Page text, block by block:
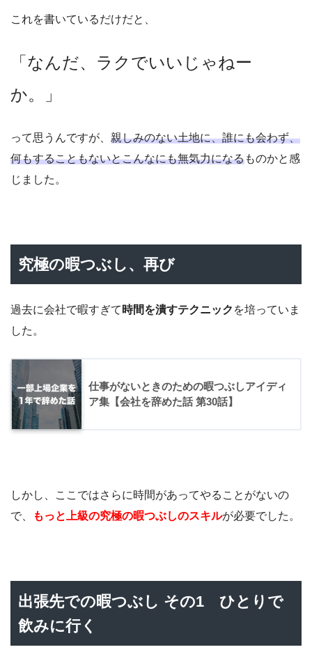
これを書いているだけだと、
「なんだ、ラクでいいじゃねー
か。」
って思うんですが、 親しみのない土地に、誰にも会わず、
何もすることもないとこんなにも無気力になるものかと感
じました。
究極の暇つぶし、再び
過去に会社で暇すぎて時間を潰すテクニック を培っていま
した。
仕事がないときのための暇つぶしアイディ
ア集【会社を辞めた話 第30話】
しかし、ここではさらに時間があってやることがないの
で、
もっと上級の究極の暇つぶしのスキルが必要でした。
出張先での暇つぶし その1 ひとりで
飲みに行く